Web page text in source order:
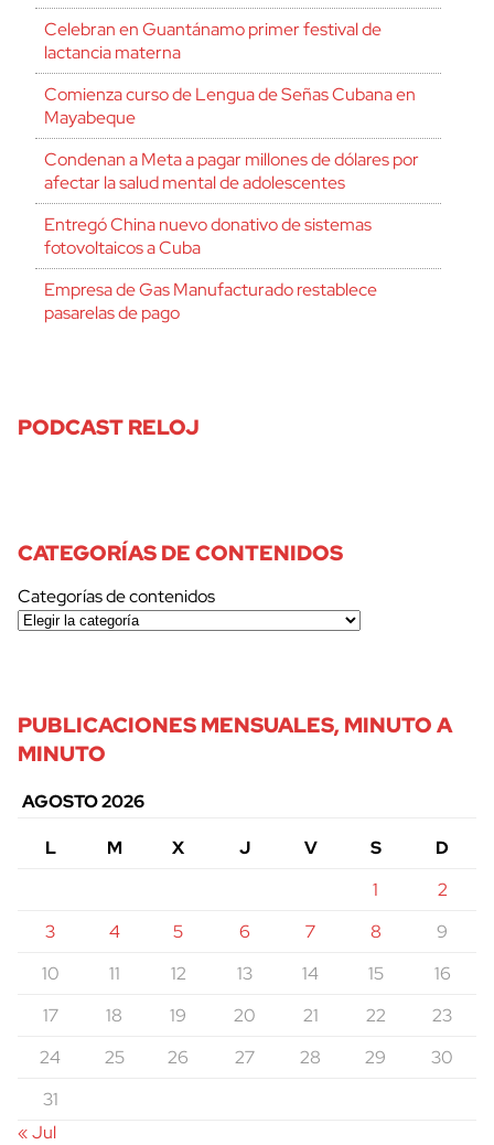
Celebran en Guantánamo primer festival de
lactancia materna
Comienza curso de Lengua de Señas Cubana en
Mayabeque
Condenan a Meta a pagar millones de dólares por
afectar la salud mental de adolescentes
Entregó China nuevo donativo de sistemas
fotovoltaicos a Cuba
Empresa de Gas Manufacturado restablece
pasarelas de pago
PODCAST RELOJ
CATEGORÍAS DE CONTENIDOS
Categorías de contenidos
PUBLICACIONES MENSUALES, MINUTO A
MINUTO
AGOSTO 2026
L
M X J V S
D
1
2
3
4 5 6 7 8
9
10
11 12 13 14 15
16
17
18 19 20 21 22
23
24
25 26 27 28 29
30
31
« Jul